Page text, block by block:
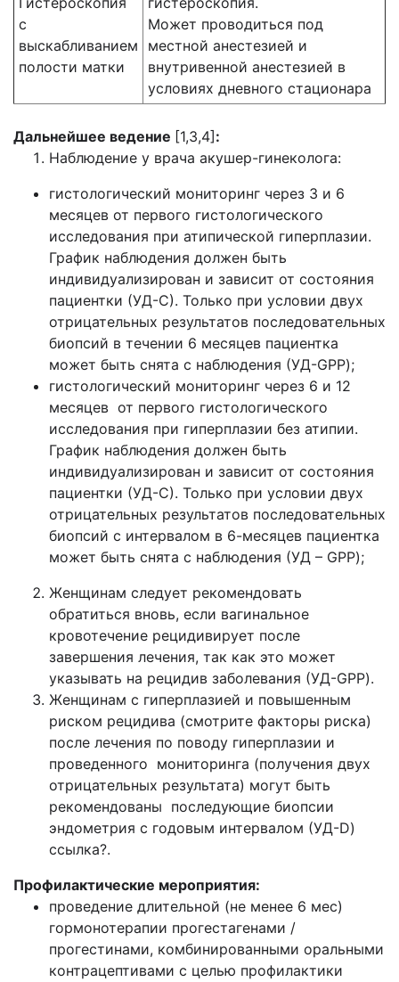
с
выскабливанием
полости матки
Может проводиться под
местной анестезией и
внутривенной анестезией в
условиях дневного стационара
Дальнейшее ведение [1,3,4] :
Наблюдение у врача акушер-гинеколога:
гистологический мониторинг через 3 и 6
месяцев от первого гистологического
исследования при атипической гиперплазии.
График наблюдения должен быть
индивидуализирован и зависит от состояния
пациентки (УД-С). Только при условии двух
отрицательных результатов последовательных
биопсий в течении 6 месяцев пациентка
может быть снята с наблюдения (УД-GPP);
гистологический мониторинг через 6 и 12
месяцев от первого гистологического
исследования при гиперплазии без атипии.
График наблюдения должен быть
индивидуализирован и зависит от состояния
пациентки (УД-С). Только при условии двух
отрицательных результатов последовательных
биопсий с интервалом в 6-месяцев пациентка
может быть снята с наблюдения (УД – GPP);
Женщинам следует рекомендовать
обратиться вновь, если вагинальное
кровотечение рецидивирует после
завершения лечения, так как это может
указывать на рецидив заболевания (УД-GPP).
Женщинам с гиперплазией и повышенным
риском рецидива (смотрите факторы риска)
после лечения по поводу гиперплазии и
проведенного мониторинга (получения двух
отрицательных результата) могут быть
рекомендованы последующие биопсии
эндометрия с годовым интервалом (УД-D)
ссылка?.
Профилактические мероприятия:
проведение длительной (не менее 6 мес)
гормонотерапии прогестагенами /
прогестинами, комбинированными оральными
контрацептивами с целью профилактики